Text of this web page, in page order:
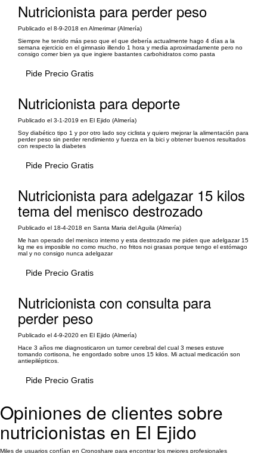
Nutricionista para perder peso
Publicado el 8-9-2018 en Almerimar (Almería)
Siempre he tenido más peso que el que debería actualmente hago 4 días a la
semana ejercicio en el gimnasio illendo 1 hora y media aproximadamente pero no
consigo comer bien ya que ingiere bastantes carbohidratos como pasta
Pide Precio Gratis
Nutricionista para deporte
Publicado el 3-1-2019 en El Ejido (Almería)
Soy diabético tipo 1 y por otro lado soy ciclista y quiero mejorar la alimentación para
perder peso sin perder rendimiento y fuerza en la bici y obtener buenos resultados
con respecto la diabetes
Pide Precio Gratis
Nutricionista para adelgazar 15 kilos
tema del menisco destrozado
Publicado el 18-4-2018 en Santa Maria del Aguila (Almería)
Me han operado del menisco interno y esta destrozado me piden que adelgazar 15
kg me es imposible no como mucho, no fritos noi grasas porque tengo el estómago
mal y no consigo nunca adelgazar
Pide Precio Gratis
Nutricionista con consulta para
perder peso
Publicado el 4-9-2020 en El Ejido (Almería)
Hace 3 años me diagnosticaron un tumor cerebral del cual 3 meses estuve
tomando cortisona, he engordado sobre unos 15 kilos. Mi actual medicación son
antiepilépticos.
Pide Precio Gratis
Opiniones de clientes sobre
nutricionistas en El Ejido
Miles de usuarios confían en Cronoshare para encontrar los mejores profesionales